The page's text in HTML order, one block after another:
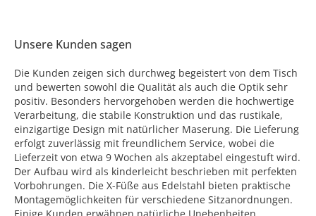
Unsere Kunden sagen
Die Kunden zeigen sich durchweg begeistert von dem Tisch
und bewerten sowohl die Qualität als auch die Optik sehr
positiv. Besonders hervorgehoben werden die hochwertige
Verarbeitung, die stabile Konstruktion und das rustikale,
einzigartige Design mit natürlicher Maserung. Die Lieferung
erfolgt zuverlässig mit freundlichem Service, wobei die
Lieferzeit von etwa 9 Wochen als akzeptabel eingestuft wird.
Der Aufbau wird als kinderleicht beschrieben mit perfekten
Vorbohrungen. Die X-Füße aus Edelstahl bieten praktische
Montagemöglichkeiten für verschiedene Sitzanordnungen.